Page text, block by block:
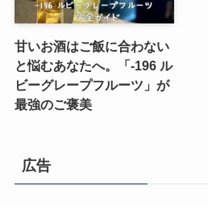
甘いお酒はご飯に合わない
と悩むあなたへ。「-196 ル
ビーグレープフルーツ」が
最強のご褒美
広告